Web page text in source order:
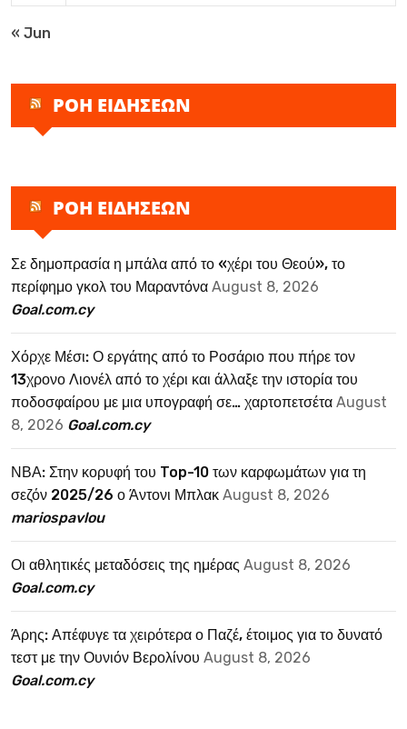
« Jun
ΡΟΗ ΕΙΔΗΣΕΩΝ
ΡΟΗ ΕΙΔΗΣΕΩΝ
Σε δημοπρασία η μπάλα από το «χέρι του Θεού», το
περίφημο γκολ του Μαραντόνα August 8, 2026
Goal.com.cy
Χόρχε Μέσι: Ο εργάτης από το Ροσάριο που πήρε τον
13χρονο Λιονέλ από το χέρι και άλλαξε την ιστορία του
ποδοσφαίρου με μια υπογραφή σε… χαρτοπετσέτα August
8, 2026 Goal.com.cy
ΝΒΑ: Στην κορυφή του Top-10 των καρφωμάτων για τη
σεζόν 2025/26 ο Άντονι Μπλακ August 8, 2026
mariospavlou
Οι αθλητικές μεταδόσεις της ημέρας August 8, 2026
Goal.com.cy
Άρης: Απέφυγε τα χειρότερα ο Παζέ, έτοιμος για το δυνατό
τεστ με την Ουνιόν Βερολίνου August 8, 2026
Goal.com.cy